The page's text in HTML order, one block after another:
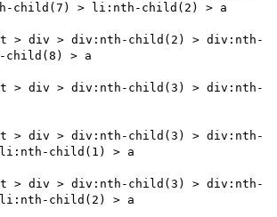
child(7) > li:nth-child(2) > a
> div > div:nth-child(2) > div:nth-
child(8) > a
> div > div:nth-child(3) > div:nth-
> div > div:nth-child(3) > div:nth-
child(1) > a
> div > div:nth-child(3) > div:nth-
child(2) > a